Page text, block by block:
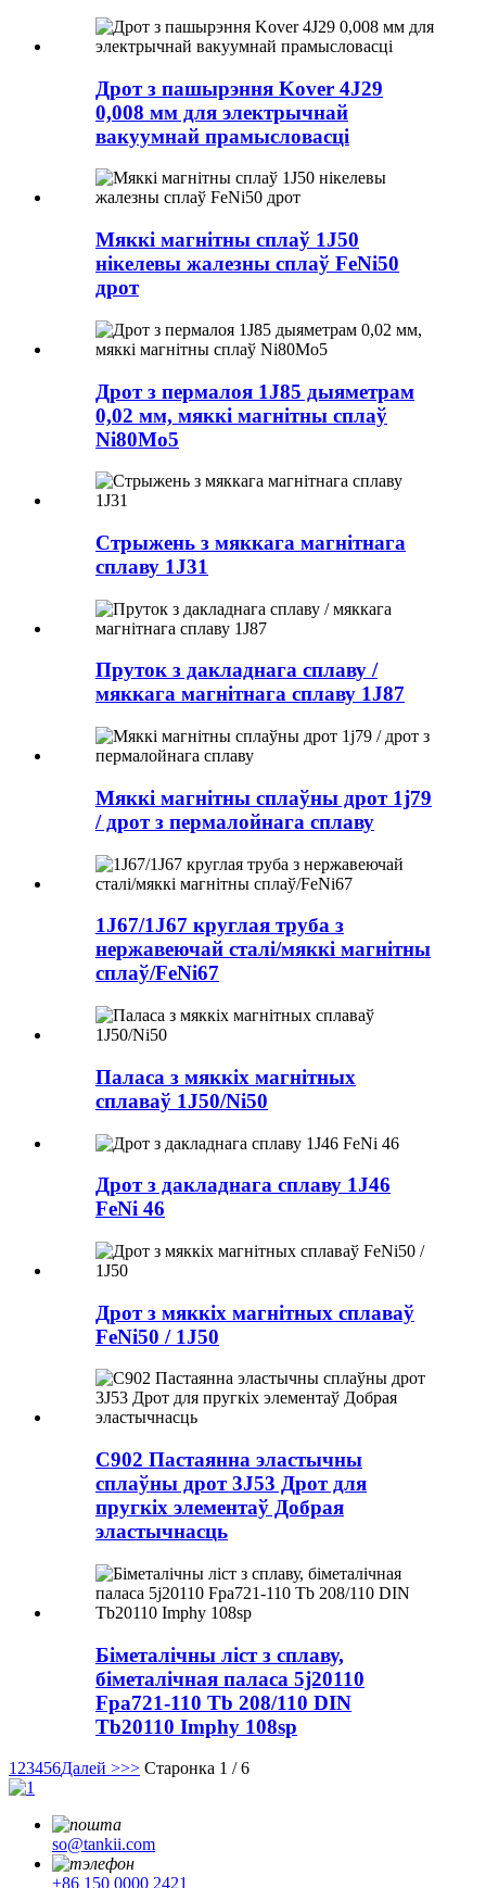
Дрот з пашырэння Kover 4J29
0,008 мм для электрычнай
вакуумнай прамысловасці
Мяккі магнітны сплаў 1J50
нікелевы жалезны сплаў FeNi50
дрот
Дрот з пермалоя 1J85 дыяметрам
0,02 мм, мяккі магнітны сплаў
Ni80Mo5
Стрыжень з мяккага магнітнага
сплаву 1J31
Пруток з дакладнага сплаву /
мяккага магнітнага сплаву 1J87
Мяккі магнітны сплаўны дрот 1j79
/ дрот з пермалойнага сплаву
1J67/1J67 круглая труба з
нержавеючай сталі/мяккі магнітны
сплаў/FeNi67
Паласа з мяккіх магнітных
сплаваў 1J50/Ni50
Дрот з дакладнага сплаву 1J46
FeNi 46
Дрот з мяккіх магнітных сплаваў
FeNi50 / 1J50
C902 Пастаянна эластычны
сплаўны дрот 3J53 Дрот для
пругкіх элементаў Добрая
эластычнасць
Біметалічны ліст з сплаву,
біметалічная паласа 5j20110
Fpa721-110 Tb 208/110 DIN
Tb20110 Imphy 108sp
1 23456Далей >>> Старонка 1 / 6
so@tankii.com
+86 150 0000 2421